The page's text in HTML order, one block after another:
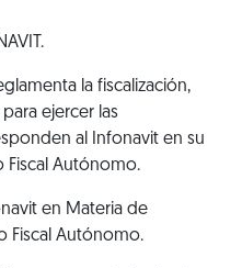
la fiscalización,
ejercer las
al Infonavit en su
Fiscal Autónomo.
en Materia de
Fiscal Autónomo.